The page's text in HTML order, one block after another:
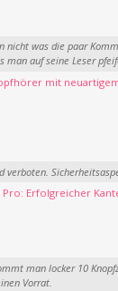
nicht was die paar
man auf seine Leser
mit
verboten.
Pro: Erfolgreicher
man locker 10
Vorrat.